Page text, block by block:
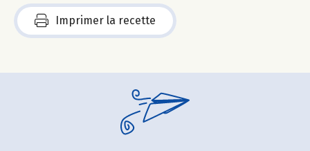
Imprimer la recette